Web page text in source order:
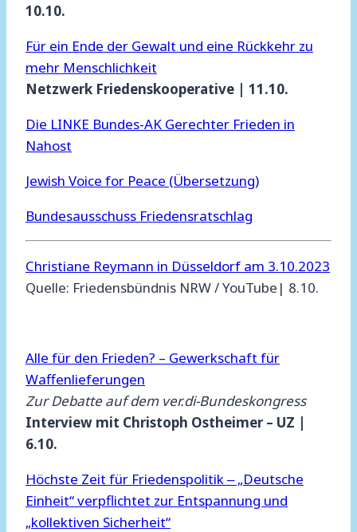
10.10.
Für ein Ende der Gewalt und eine Rückkehr zu
mehr Menschlichkeit
Netzwerk Friedenskooperative | 11.10.
Die LINKE Bundes-AK Gerechter Frieden in
Nahost
Jewish Voice for Peace (Übersetzung)
Bundesausschuss Friedensratschlag
Christiane Reymann in Düsseldorf am 3.10.2023
Quelle: Friedensbündnis NRW / YouTube| 8.10.
Alle für den Frieden? – Gewerkschaft für
Waffenlieferungen
Zur Debatte auf dem ver.di-Bundeskongress
Interview mit Christoph Ostheimer – UZ |
6.10.
Höchste Zeit für Friedenspolitik ‒ „Deutsche
Einheit“ verpflichtet zur Entspannung und
„kollektiven Sicherheit“